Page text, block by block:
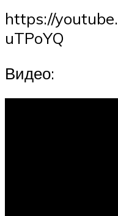
https://
uTPoYQ
Видео: